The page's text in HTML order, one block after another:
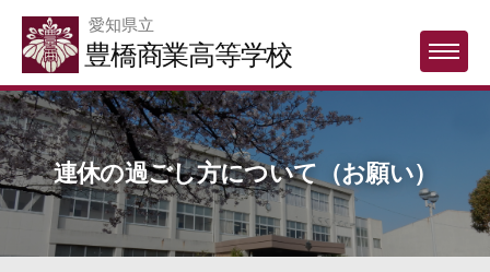
Skip
content
愛知県立
豊橋商業高等学校 MENU
連休の過ごし方について（お願い）